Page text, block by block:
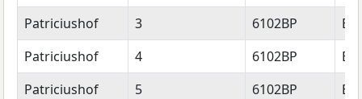
Patriciushof
3 6102BP
Patriciushof
4 6102BP
Patriciushof
5 6102BP